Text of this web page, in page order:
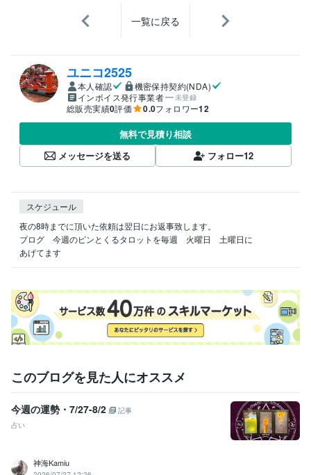
一覧に戻る
ユニコ2525
本人確認
機密保持契約(NDA)
インボイス発行事業者
未登録
総販売実績0評価 0.0フォロワー12
無料で見積り相談
メッセージを送る
フォロー12
スケジュール
夜の8時までに頂いた依頼は翌日にお返事致します。
ブログ　今週のピンとくるタロットを毎週　火曜日　土曜日に
このブログを見た人にオススメ
今週の運勢・7/27-8/2
記事
占い
神海Kamiu